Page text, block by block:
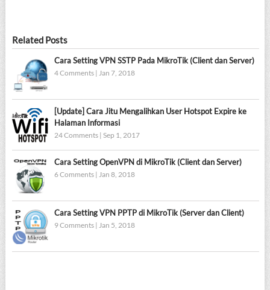
Related Posts
Cara Setting VPN SSTP Pada MikroTik (Client dan Server)
4 Comments| Jan 7, 2018
[Update] Cara Jitu Mengalihkan User Hotspot Expire ke
Halaman Informasi
24 Comments| Sep 1, 2017
Cara Setting OpenVPN di MikroTik (Client dan Server)
6 Comments| Jan 8, 2018
Cara Setting VPN PPTP di MikroTik (Server dan Client)
9 Comments| Jan 5, 2018